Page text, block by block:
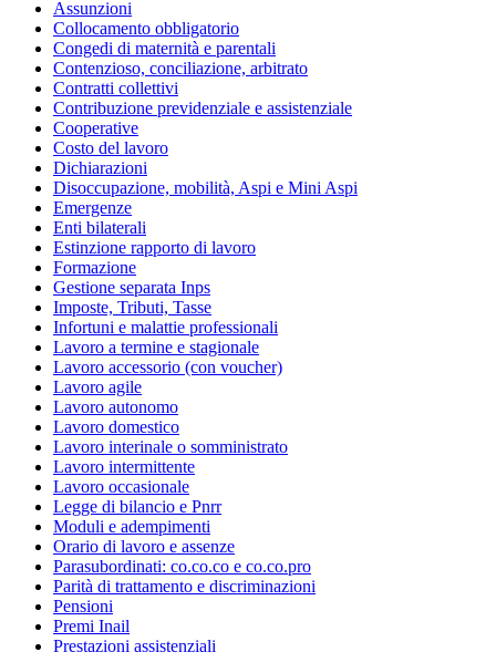
Assunzioni
Collocamento obbligatorio
Congedi di maternità e parentali
Contenzioso, conciliazione, arbitrato
Contratti collettivi
Contribuzione previdenziale e assistenziale
Cooperative
Costo del lavoro
Dichiarazioni
Disoccupazione, mobilità, Aspi e Mini Aspi
Emergenze
Enti bilaterali
Estinzione rapporto di lavoro
Formazione
Gestione separata Inps
Imposte, Tributi, Tasse
Infortuni e malattie professionali
Lavoro a termine e stagionale
Lavoro accessorio (con voucher)
Lavoro agile
Lavoro autonomo
Lavoro domestico
Lavoro interinale o somministrato
Lavoro intermittente
Lavoro occasionale
Legge di bilancio e Pnrr
Moduli e adempimenti
Orario di lavoro e assenze
Parasubordinati: co.co.co e co.co.pro
Parità di trattamento e discriminazioni
Pensioni
Premi Inail
Prestazioni assistenziali